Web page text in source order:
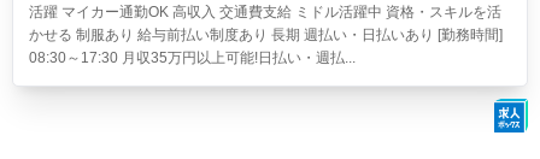
活躍 マイカー通勤OK 高収入 交通費支給 ミドル活躍中 資格・スキルを活
かせる 制服あり 給与前払い制度あり 長期 週払い・日払いあり [勤務時間]
08:30～17:30 月収35万円以上可能!日払い・週払...